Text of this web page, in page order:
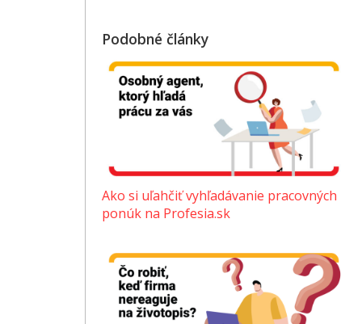
Podobné články
Ako si uľahčiť vyhľadávanie pracovných
ponúk na Profesia.sk